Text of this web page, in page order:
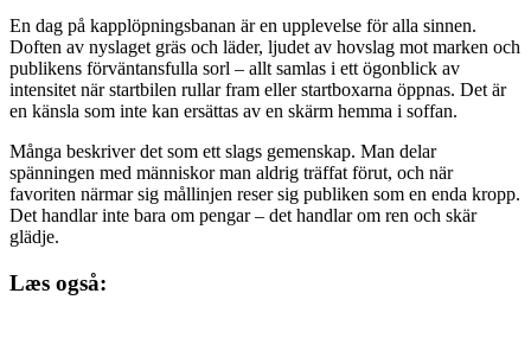
En dag på kapplöpningsbanan är en upplevelse för alla sinnen.
Doften av nyslaget gräs och läder, ljudet av hovslag mot marken och
publikens förväntansfulla sorl – allt samlas i ett ögonblick av
intensitet när startbilen rullar fram eller startboxarna öppnas. Det är
en känsla som inte kan ersättas av en skärm hemma i soffan.
Många beskriver det som ett slags gemenskap. Man delar
spänningen med människor man aldrig träffat förut, och när
favoriten närmar sig mållinjen reser sig publiken som en enda kropp.
Det handlar inte bara om pengar – det handlar om ren och skär
glädje.
Læs også: